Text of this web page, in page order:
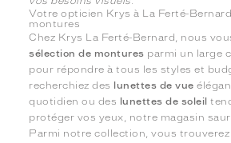
Votre opticien Krys à La Ferté-
montures
Chez Krys La Ferté-Bernard, nous
sélection de montures parmi un large
pour répondre à tous les styles et
recherchiez des
lunettes de vue
quotidien ou des lunettes de soleil
protéger vos yeux, notre magasin
Parmi notre collection, vous trouverez